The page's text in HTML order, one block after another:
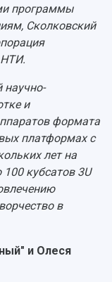
программы
Сколковский
научно-
и
формата
платформах с
лет на
100 кубсатов 3U
в
и Олеся